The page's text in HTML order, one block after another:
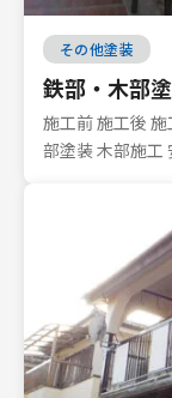
その他塗装
鉄部・木部
施工前 施工後
部塗装 木部施工